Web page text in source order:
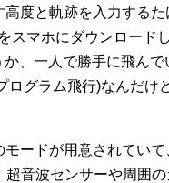
度と軌跡を入力するた
スマホにダウンロード
、一人で勝手に飛んで
ログラム飛行)なんだけど
ードが用意されていて
音波センサーや周囲の